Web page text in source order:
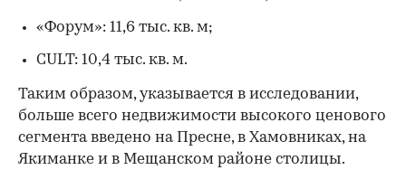
«Форум»: 11,6 тыс. кв. м;
CULT: 10,4 тыс. кв. м.
Таким образом, указывается в исследовании,
больше всего недвижимости высокого ценового
сегмента введено на Пресне, в Хамовниках, на
Якиманке и в Мещанском районе столицы.